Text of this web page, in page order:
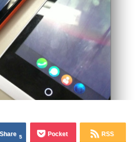
Share 5 Pocket RSS